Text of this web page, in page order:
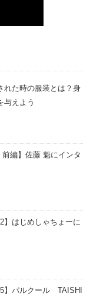
れた時の服装とは？身
与えよう
前編】佐藤 魁にインタ
】はじめしゃちょーに
】パルクール TAISHI